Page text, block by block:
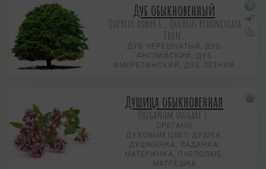
Дуб обыкновенный
Quercus robur L., Quercus pedunculata
Ehrn.
ДУБ ЧЕРЕШЧАТЫЙ, ДУБ
АНГЛИЙСКИЙ, ДУБ
ИМЕРЕТИНСКИЙ, ДУБ ЛЕТНИЙ
Душица обыкновенная
Origanum vulgare L.
ОРЕГАНО
ДУХОВЫМ ЦВЕТ, ДУШКА,
ДУШМЯНКА, ЛАДАНКА,
МАТЕРИНКА, ПЧЕЛОЛЮБ,
МАТРЁШКА